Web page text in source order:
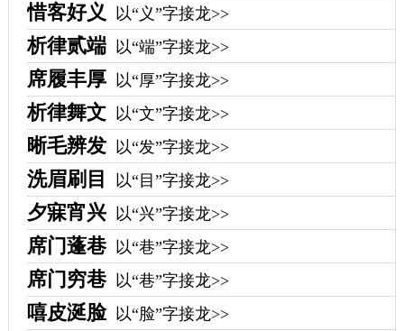
惜客好义 以“义”字接龙>>
析律贰端 以“端”字接龙>>
席履丰厚 以“厚”字接龙>>
析律舞文 以“文”字接龙>>
晰毛辨发 以“发”字接龙>>
洗眉刷目 以“目”字接龙>>
夕寐宵兴 以“兴”字接龙>>
席门蓬巷 以“巷”字接龙>>
席门穷巷 以“巷”字接龙>>
嘻皮涎脸 以“脸”字接龙>>